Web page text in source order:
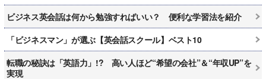
ビジネス英会話は何から勉強すればいい？ 便利な学習法を紹介
「ビジネスマン」が選ぶ【英会話スクール】ベスト10
転職の秘訣は「英語力」!? 高い人ほど“希望の会社”＆“年収UP”を
実現